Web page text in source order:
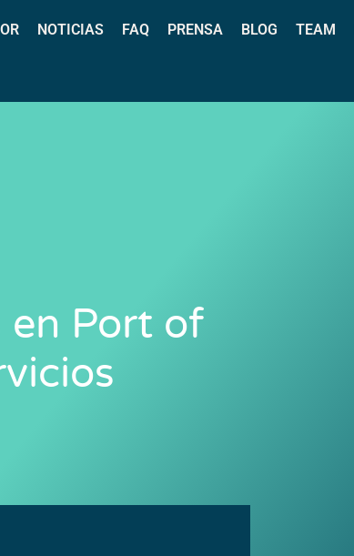
NOTICIAS FAQ PRENSA BLOG TEAM
en Port of